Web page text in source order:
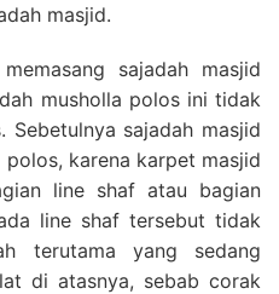
masjid.
sajadah masjid
musholla polos ini tidak
sajadah masjid
karena karpet masjid
line shaf atau bagian
line shaf tersebut tidak
terutama yang sedang
di atasnya, sebab corak